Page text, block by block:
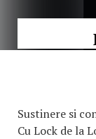
Sustinere si
Cu Lock de la